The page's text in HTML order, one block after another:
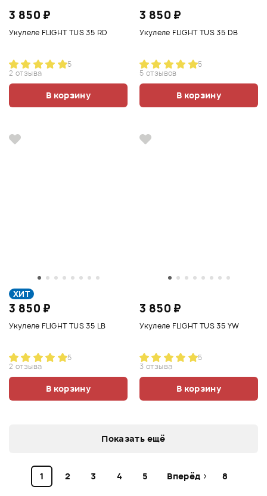
3 850 ₽
Укулеле FLIGHT TUS 35 RD
5
2 отзыва
В корзину
3 850 ₽
Укулеле FLIGHT TUS 35 DB
5
5 отзывов
В корзину
ХИТ
3 850 ₽
Укулеле FLIGHT TUS 35 LB
5
2 отзыва
В корзину
3 850 ₽
Укулеле FLIGHT TUS 35 YW
5
3 отзыва
В корзину
Показать ещё
1 2 3 4 5 Вперёд 8